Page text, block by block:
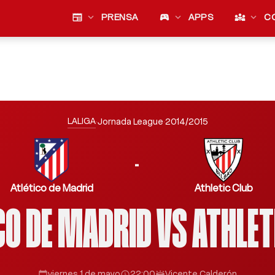
newspaper expand_more PRENSA sports_esports expand_more APPS diversity_3 expand_more
LALIGA·Jornada League·2014/2015
Atlético de Madrid
-
Athletic Club
DE MADRID VS